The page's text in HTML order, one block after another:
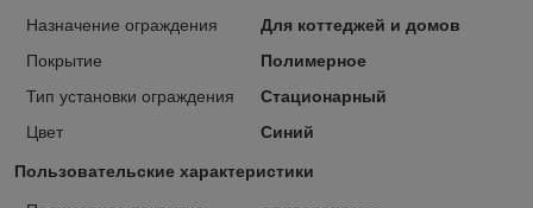
Назначение ограждения
Для коттеджей и домов
Покрытие
Полимерное
Тип установки ограждения
Стационарный
Цвет
Синий
Пользовательские характеристики